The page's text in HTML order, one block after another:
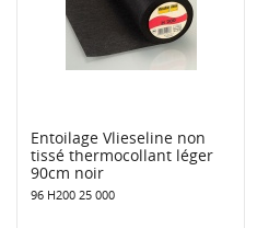
Entoilage Vlieseline non
tissé thermocollant léger
90cm noir
96 H200 25 000